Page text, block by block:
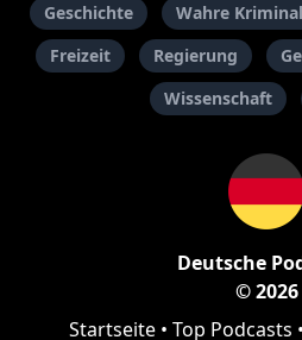
Geschichte
Wahre
Freizeit
Regierung
Wissenschaft
Deutsche
© 2026
Startseite • Top Podcasts •